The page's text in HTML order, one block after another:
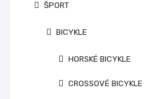
ŠPORT
BICYKLE
HORSKÉ BICYKLE
CROSSOVÉ BICYKLE